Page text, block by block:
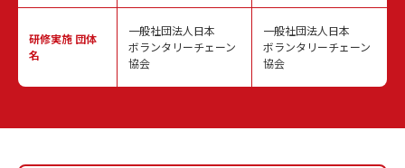
研修実施 団体
名
一般社団法人日本
ボランタリーチェーン
協会
一般社団法人日本
ボランタリーチェーン
協会